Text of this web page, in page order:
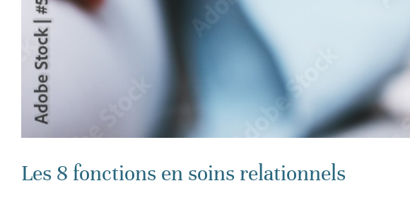
Les 8 fonctions en soins relationnels